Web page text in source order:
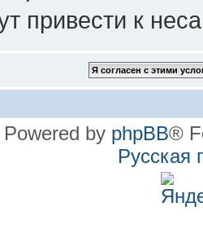
привести к
Powered by phpBB®
Русская